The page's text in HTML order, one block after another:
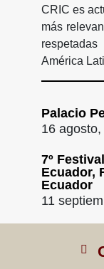
CRIC es
más
América
Palacio
16
7º
Ecuador,
Ecuador
11